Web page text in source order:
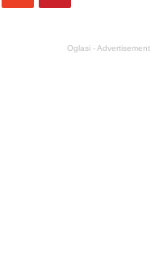
Oglasi - Advertisement